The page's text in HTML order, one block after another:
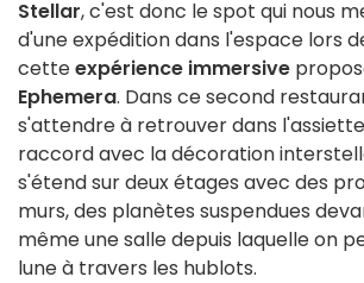
Stellar, c'est donc le spot qui nous
d'une expédition dans l'espace lors
cetteexpérience immersive
Ephemera. Dans ce second
s'attendre à retrouver dans
raccord avec la décoration
s'étend sur deux étages avec des
murs, des planètes suspendues
même une salle depuis laquelle on
lune à travers les hublots.